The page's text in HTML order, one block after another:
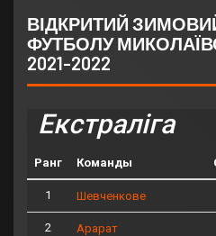
ВІДКРИТИЙ
ФУТБОЛУ
2021-2022
Екстраліга
Ранг Команды
1 Шевченкове
2 Арарат